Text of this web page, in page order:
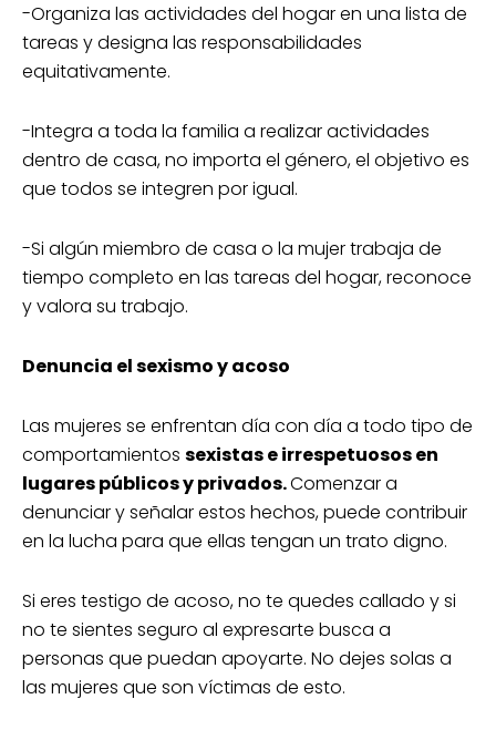
-Organiza las actividades del hogar en una lista de
tareas y designa las responsabilidades
equitativamente.
-Integra a toda la familia a realizar actividades
dentro de casa, no importa el género, el objetivo es
que todos se integren por igual.
-Si algún miembro de casa o la mujer trabaja de
tiempo completo en las tareas del hogar, reconoce
y valora su trabajo.
Denuncia el sexismo y acoso
Las mujeres se enfrentan día con día a todo tipo de
comportamientos sexistas e irrespetuosos en
lugares públicos y privados.Comenzar a
denunciar y señalar estos hechos, puede contribuir
en la lucha para que ellas tengan un trato digno.
Si eres testigo de acoso, no te quedes callado y si
no te sientes seguro al expresarte busca a
personas que puedan apoyarte. No dejes solas a
las mujeres que son víctimas de esto.